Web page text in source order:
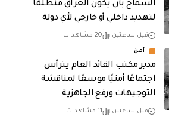
السماح بأن يكون العراق منطلقاً
لتهديد داخلي أو خارجي لأي دولة
قبل ساعتين 20 مشاهدات
أمن
مدير مكتب القائد العام يترأس
اجتماعًا أمنيًا موسعًا لمناقشة
التوجيهات ورفع الجاهزية
قبل ساعتين 11 مشاهدات